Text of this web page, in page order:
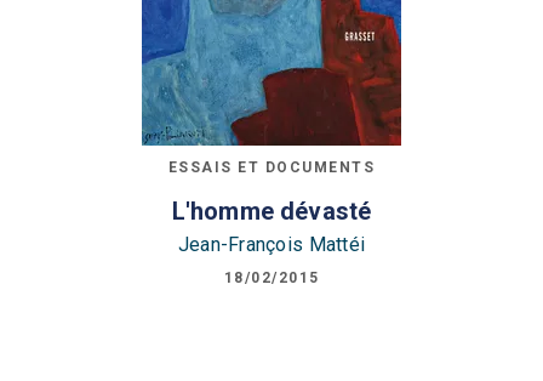
ESSAIS ET DOCUMENTS
L'homme dévasté
Jean-François Mattéi
18/02/2015